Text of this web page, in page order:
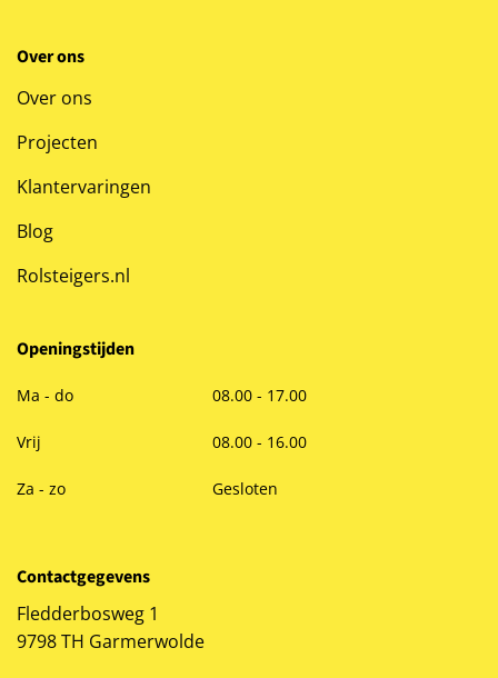
Over ons
Over ons
Projecten
Klantervaringen
Blog
Rolsteigers.nl
Openingstijden
Ma - do 08.00 - 17.00
Vrij 08.00 - 16.00
Za - zo Gesloten
Contactgegevens
Fledderbosweg 1
9798 TH Garmerwolde